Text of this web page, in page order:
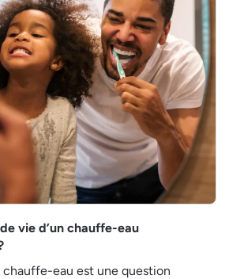
vie d’un chauffe-eau
chauffe-eau est une question